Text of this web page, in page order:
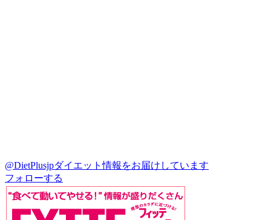
@DietPlusjpダイエット情報をお届けしています
フォローする